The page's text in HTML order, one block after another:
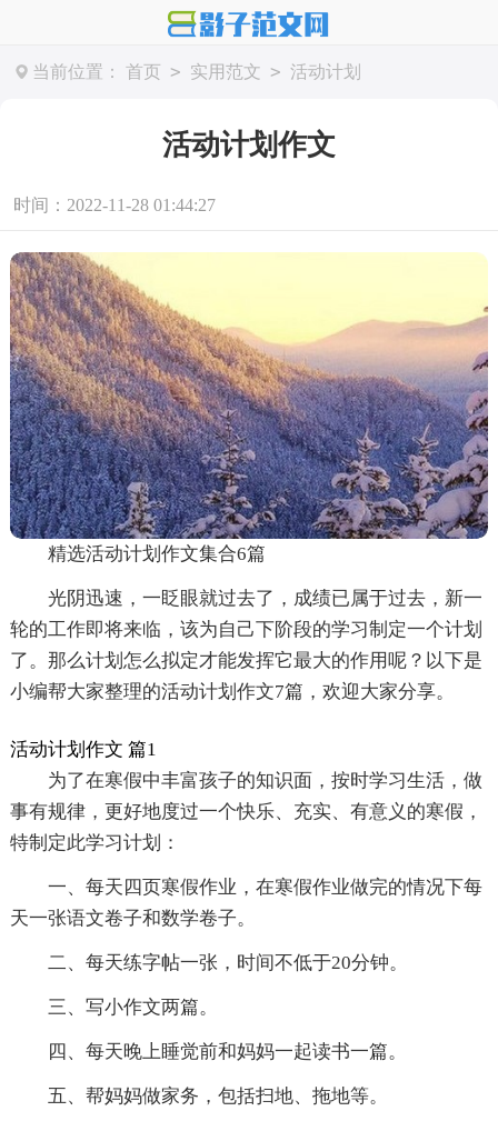
当前位置： 首页 > 实用范文 > 活动计划
活动计划作文
时间：2022-11-28 01:44:27
精选活动计划作文集合6篇
光阴迅速，一眨眼就过去了，成绩已属于过去，新一
轮的工作即将来临，该为自己下阶段的学习制定一个计划
了。那么计划怎么拟定才能发挥它最大的作用呢？以下是
小编帮大家整理的活动计划作文7篇，欢迎大家分享。
活动计划作文 篇1
为了在寒假中丰富孩子的知识面，按时学习生活，做
事有规律，更好地度过一个快乐、充实、有意义的寒假，
特制定此学习计划：
一、每天四页寒假作业，在寒假作业做完的情况下每
天一张语文卷子和数学卷子。
二、每天练字帖一张，时间不低于20分钟。
三、写小作文两篇。
四、每天晚上睡觉前和妈妈一起读书一篇。
五、帮妈妈做家务，包括扫地、拖地等。